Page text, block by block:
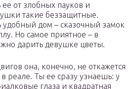
от злобных пауков и
такие беззащитные.
удобный дом – сказочный замок
Но самое приятное – в
дарить девушке цветы.
она, конечно, не откажется
в реале. Ты ее сразу узнаешь: у
глаза и квадратная